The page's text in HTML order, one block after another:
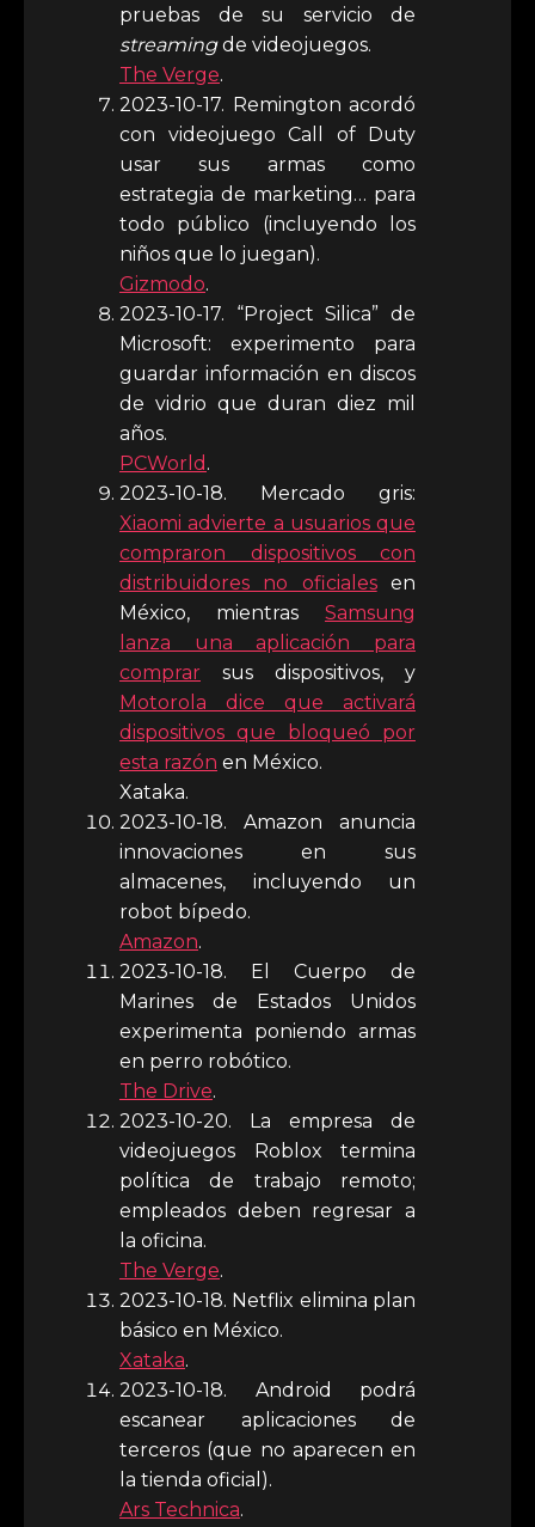
pruebas de su servicio de
streamingde videojuegos.
The Verge.
2023-10-17. Remington acordó
con videojuego Call of Duty
usar sus armas como
estrategia de marketing… para
todo público (incluyendo los
niños que lo juegan).
Gizmodo.
2023-10-17. “Project Silica” de
Microsoft: experimento para
guardar información en discos
de vidrio que duran diez mil
años.
PCWorld .
2023-10-18. Mercado gris:
Xiaomi advierte a usuarios que
compraron dispositivos con
distribuidores no oficialesen
México, mientras Samsung
lanza una aplicación para
comprar sus dispositivos, y
Motorola dice que activará
dispositivos que bloqueó por
esta razón en México.
Xataka.
2023-10-18. Amazon anuncia
innovaciones en sus
almacenes, incluyendo un
robot bípedo.
Amazon.
2023-10-18. El Cuerpo de
Marines de Estados Unidos
experimenta poniendo armas
en perro robótico.
The Drive.
2023-10-20. La empresa de
videojuegos Roblox termina
política de trabajo remoto;
empleados deben regresar a
la oficina.
The Verge.
2023-10-18. Netflix elimina plan
básico en México.
Xataka.
2023-10-18. Android podrá
escanear aplicaciones de
terceros (que no aparecen en
la tienda oficial).
Ars Technica.